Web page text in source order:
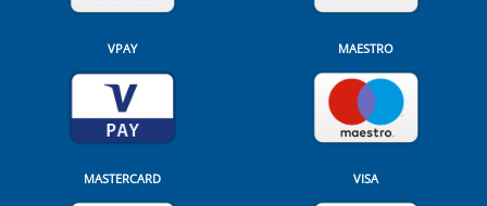
VPAY MAESTRO
MASTERCARD VISA